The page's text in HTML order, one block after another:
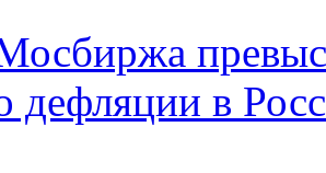
дефляции в